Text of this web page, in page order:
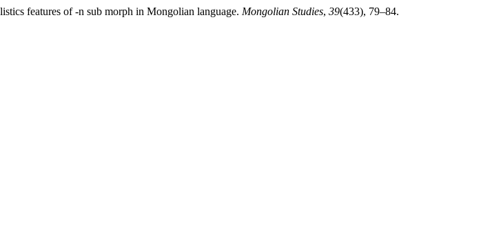
features of -n sub morph in Mongolian language. Mongolian Studies, 39(433), 79–84.